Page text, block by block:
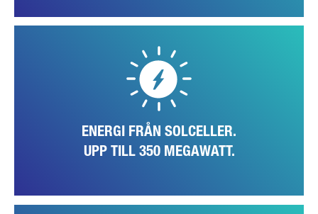
ENERGI FRÅN SOLCELLER.
UPP TILL 350 MEGAWATT.
Tack vare det geografiska läget, distriktet Santarém är en av de
regioner i Portugal som har flest soltimmar, är förutsättningarna för
utvinning av solenergi i Tramagal idealiska. Idag producerar 1.200
solpaneler på halltak och andra ytor på fabriksområdet upp till 350
megawatt per år. I framtiden skall det bli upp till 600 megawatt.